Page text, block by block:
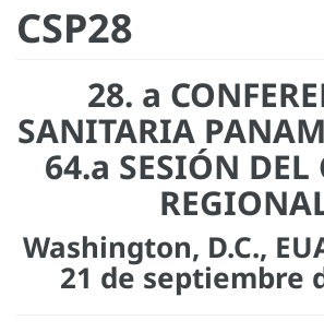
CSP28
28. a
SANITARIA
64.a SESIÓN DEL
Washington, D.C.,
21 de septiembre